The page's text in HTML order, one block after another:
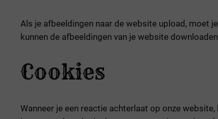
Als je afbeeldingen naar de website upload, moet
kunnen de afbeeldingen van je website
Cookies
Wanneer je een reactie achterlaat op onze